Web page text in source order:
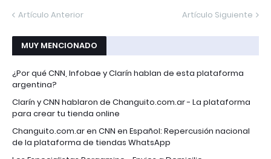
Artículo Anterior Artículo Siguiente
MUY MENCIONADO
¿Por qué CNN, Infobae y Clarín hablan de esta plataforma
argentina?
Clarín y CNN hablaron de Changuito.com.ar - La plataforma
para crear tu tienda online
Changuito.com.ar en CNN en Español: Repercusión nacional
de la plataforma de tiendas WhatsApp